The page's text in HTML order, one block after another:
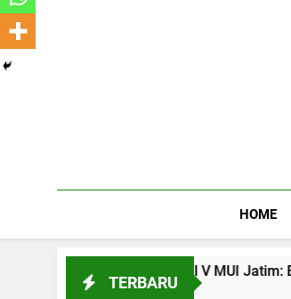
HOME
TERBARU
Rakor Korwil V MUI Jatim: Bahas Isu